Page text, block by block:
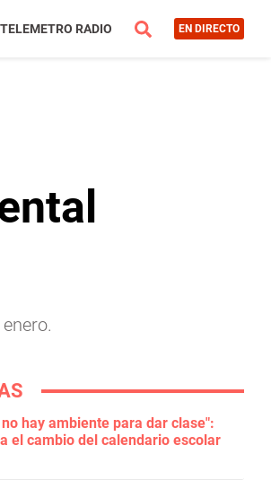
TELEMETRO RADIO EN DIRECTO
hay ambiente para dar clase":
el cambio del calendario escolar